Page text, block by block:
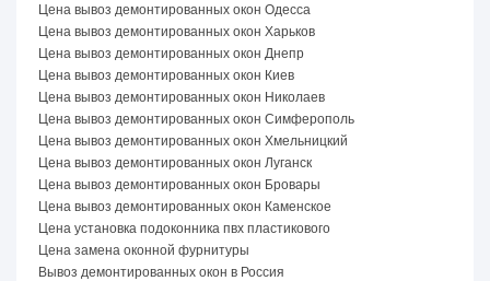
Цена вывоз демонтированных окон Одесса
Цена вывоз демонтированных окон Харьков
Цена вывоз демонтированных окон Днепр
Цена вывоз демонтированных окон Киев
Цена вывоз демонтированных окон Николаев
Цена вывоз демонтированных окон Симферополь
Цена вывоз демонтированных окон Хмельницкий
Цена вывоз демонтированных окон Луганск
Цена вывоз демонтированных окон Бровары
Цена вывоз демонтированных окон Каменское
Цена установка подоконника пвх пластикового
Цена замена оконной фурнитуры
Вывоз демонтированных окон в Россия